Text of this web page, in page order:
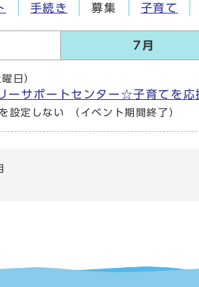
手続き 募集 子育て
7月
日）
ーサポートセンター☆子育てを
設定しない （イベント期間終了）